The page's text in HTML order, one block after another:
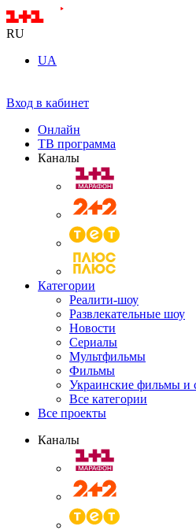
RU
UA
Вход в кабинет
Онлайн
ТВ программа
Каналы
Категории
Реалити-шоу
Развлекательные шоу
Новости
Сериалы
Мультфильмы
Фильмы
Украинские фильмы и
Все категории
Все проекты
Каналы